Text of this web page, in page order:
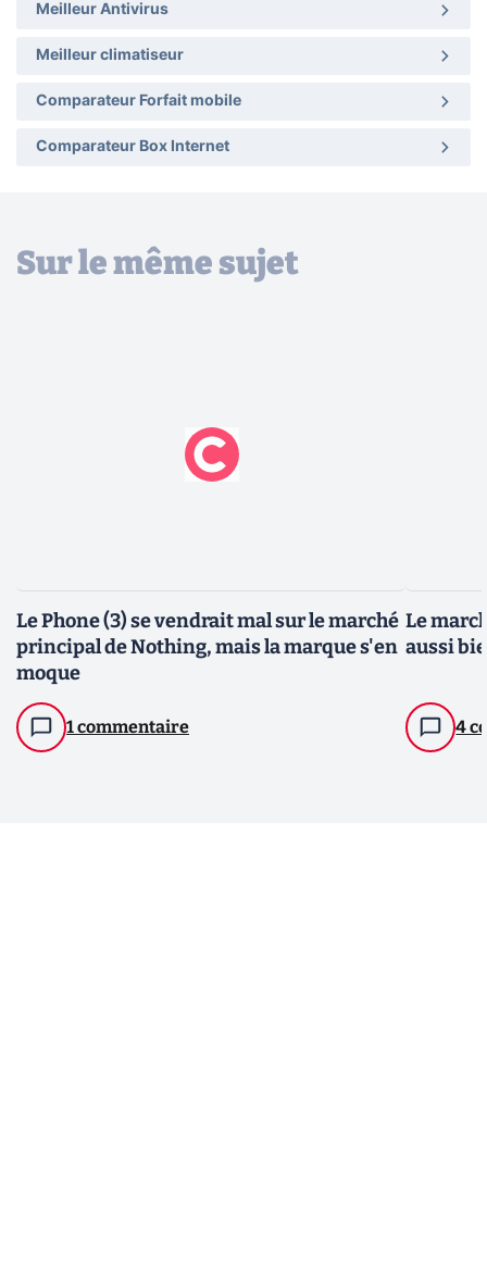
Meilleur Antivirus
Meilleur climatiseur
Comparateur Forfait mobile
Comparateur Box Internet
Sur le même sujet
Le Phone (3) se vendrait mal sur le marché
principal de Nothing, mais la marque s'en
moque
1 commentaire
Le
aussi
4